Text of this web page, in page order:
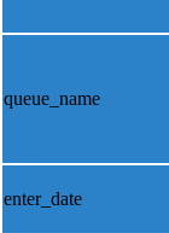
queue_name
enter_date